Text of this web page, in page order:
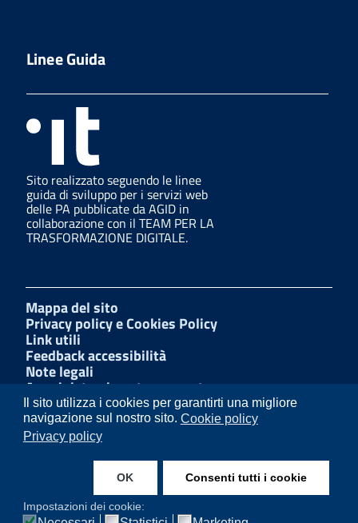
Il sito utilizza i cookies per garantirti una migliore
navigazione sul nostro sito. Cookie policy
Privacy policy
OK Consenti tutti i cookie
Impostazioni dei cookie:
Linee Guida
Sito realizzato seguendo le linee
guida di sviluppo per i servizi web
delle PA pubblicate da AGID in
collaborazione con il TEAM PER LA
TRASFORMAZIONE DIGITALE.
Mappa del sito
Privacy policy e Cookies Policy
Link utili
Feedback accessibilità
Note legali
Amministrazione trasparente
Dichiarazione di accessibilità
W3C Css
Albo Pretorio
LinkedIn
Instagram